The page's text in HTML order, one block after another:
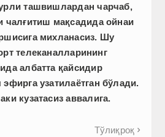
ташвишлардан чарчаб,
чалғитиш мақсадида ойнаи
михланасиз. Шу
телеканалларининг
албатта қайсидир
эфирга узатилаётган бўлади.
кузатасиз аввалига.
Тўлиқроқ 